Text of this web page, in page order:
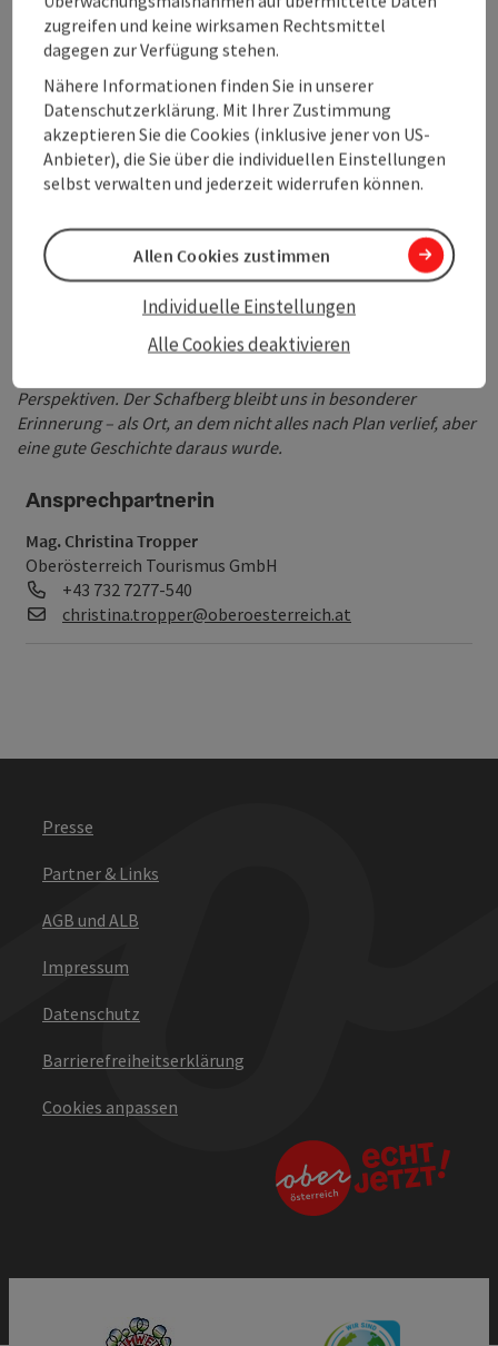
Und so geht’s weiter:
Die neue Core Story wird weiter verankert: in der
Zusammenarbeit mit Destinationen & Betrieben, in der
Produkt- und Angebotsentwicklung sowie in der
Kommunikation. Ab Frühjahr 2026 startet die Ausspielung
der ersten Inhalte. Die „charmanten Superlative“ dienen uns
aus Momenten Markenbindung entsteht. Unser Ziel: Mehr
Geschichten, die hängen bleiben – und Gäste, die
wiederkommen.
: Auch die steilste Bahn steht manchmal still. Wie beim
Storytelling hält auch das Leben manchmal unerwartete
Perspektiven. Der Schafberg bleibt uns in besonderer
Erinnerung – als Ort, an dem nicht alles nach Plan verlief, aber
eine gute Geschichte daraus wurde.
Ansprechpartnerin
Mag. Christina Tropper
Oberösterreich Tourismus GmbH
Telefon
+43 732 7277-540
E-Mail
christina.tropper@oberoesterreich.at
Presse
Partner & Links
AGB und ALB
Impressum
Datenschutz
Barrierefreiheitserklärung
Cookies anpassen
zugreifen und keine wirksamen Rechtsmittel
dagegen zur Verfügung stehen.
Nähere Informationen finden Sie in unserer
Datenschutzerklärung. Mit Ihrer Zustimmung
akzeptieren Sie die Cookies (inklusive jener von US-
Anbieter), die Sie über die individuellen Einstellungen
selbst verwalten und jederzeit widerrufen können.
Alle Cookies deaktivieren
Individuelle Einstellungen
Allen Cookies zustimmen